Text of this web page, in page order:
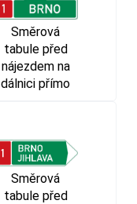
Směrová
tabule před
nájezdem na
dálnici přímo
Směrová
tabule před